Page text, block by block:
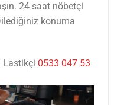
24 saat nöbetçi
konuma
Lastikçi 0533 047 53